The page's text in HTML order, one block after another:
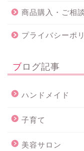
商品購入・ご相
プライバシーポ
ブログ記事
ハンドメイド
子育て
美容サロン